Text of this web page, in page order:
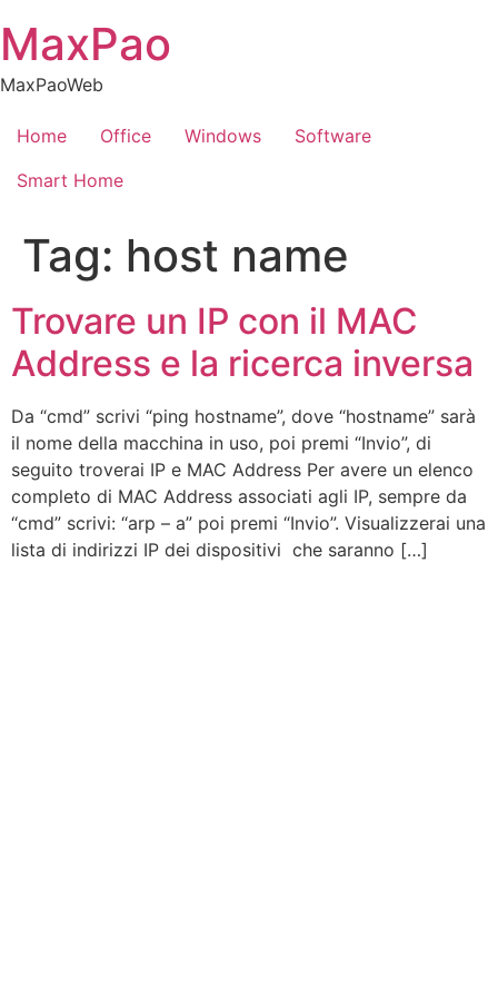
to
content
MaxPao
MaxPaoWeb
Home Office Windows
Software
Smart Home
Tag: host name
Trovare un IP con il MAC
Address e la ricerca inversa
Da “cmd” scrivi “ping hostname”, dove “hostname” sarà
il nome della macchina in uso, poi premi “Invio”, di
seguito troverai IP e MAC Address Per avere un elenco
completo di MAC Address associati agli IP, sempre da
“cmd” scrivi: “arp – a” poi premi “Invio”. Visualizzerai una
lista di indirizzi IP dei dispositivi che saranno […]